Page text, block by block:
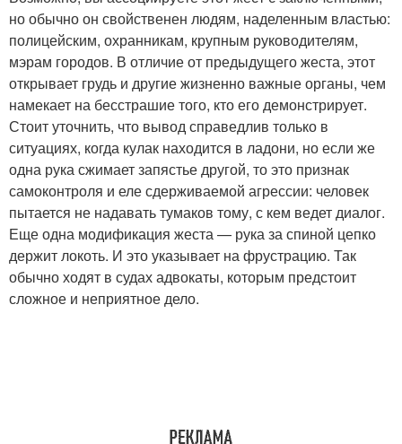
но обычно он свойственен людям, наделенным властью:
полицейским, охранникам, крупным руководителям,
мэрам городов. В отличие от предыдущего жеста, этот
открывает грудь и другие жизненно важные органы, чем
намекает на бесстрашие того, кто его демонстрирует.
Стоит уточнить, что вывод справедлив только в
ситуациях, когда кулак находится в ладони, но если же
одна рука сжимает запястье другой, то это признак
самоконтроля и еле сдерживаемой агрессии: человек
пытается не надавать тумаков тому, с кем ведет диалог.
Еще одна модификация жеста — рука за спиной цепко
держит локоть. И это указывает на фрустрацию. Так
обычно ходят в судах адвокаты, которым предстоит
сложное и неприятное дело.